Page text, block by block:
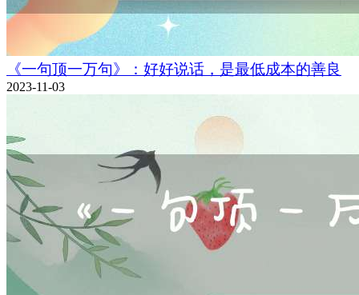
《一句顶一万句》：好好说话，是最低成本的善良
2023-11-03